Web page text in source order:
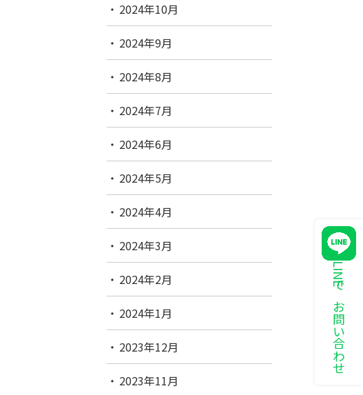
LINEでお問い合わせ
2024年10月
2024年9月
2024年8月
2024年7月
2024年6月
2024年5月
2024年4月
2024年3月
2024年2月
2024年1月
2023年12月
2023年11月